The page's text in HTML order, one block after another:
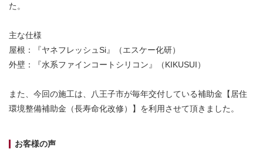
た。
主な仕様
屋根：『ヤネフレッシュSi』（エスケー化研）
外壁：『水系ファインコートシリコン』（KIKUSUI）
また、今回の施工は、八王子市が毎年交付している補助金【居住
環境整備補助金（長寿命化改修）】を利用させて頂きました。
お客様の声